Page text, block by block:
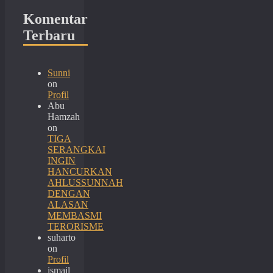
Komentar
Terbaru
Sunni
on
Profil
Abu
Hamzah
on
TIGA
SERANGKAI
INGIN
HANCURKAN
AHLUSSUNNAH
DENGAN
ALASAN
MEMBASMI
TERORISME
suharto
on
Profil
ismail